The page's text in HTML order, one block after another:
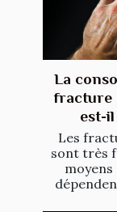
La
fracture
est-il
Les
sont très